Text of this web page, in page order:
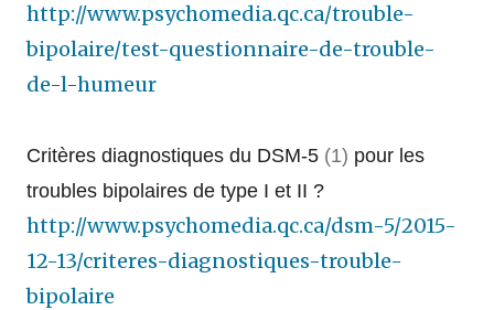
http://www.psychomedia.qc.ca/trouble-
bipolaire/test-questionnaire-de-trouble-
de-l-humeur
Critères diagnostiques du DSM-5 (1) pour les
troubles bipolaires de type I et II ?
http://www.psychomedia.qc.ca/dsm-5/2015-
12-13/criteres-diagnostiques-trouble-
bipolaire